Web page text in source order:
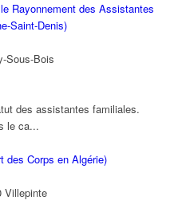
Rayonnement des Assistantes
Saint-Denis)
Sous-Bois
des assistantes familiales.
le ca...
des Corps en Algérie)
Villepinte